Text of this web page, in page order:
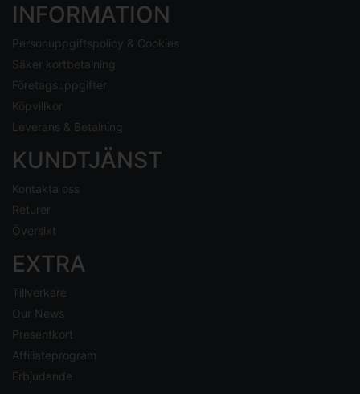
INFORMATION
Personuppgiftspolicy & Cookies
Säker kortbetalning
Företagsuppgifter
Köpvillkor
Leverans & Betalning
KUNDTJÄNST
Kontakta oss
Returer
Översikt
EXTRA
Tillverkare
Our News
Presentkort
Affiliateprogram
Erbjudande